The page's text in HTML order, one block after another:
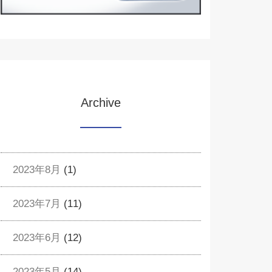
Archive
2023年8月 (1)
2023年7月 (11)
2023年6月 (12)